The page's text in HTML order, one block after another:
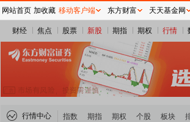
财经 焦点 股票 新股 期指 期权 行情
行情中心 指数 期指 期权 个股 板块
网站首页 加收藏 移动客户端 东方财富 天天基金网
关